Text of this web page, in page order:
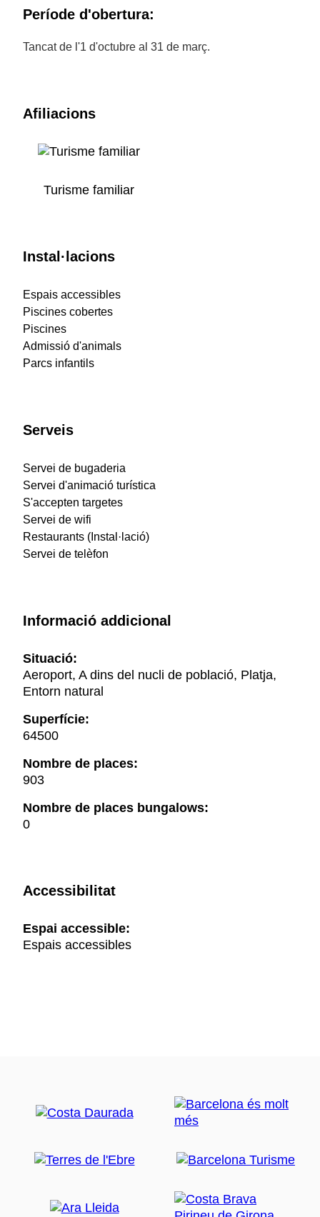
Període d'obertura:
Tancat de l'1 d'octubre al 31 de març.
Afiliacions
Turisme familiar
Instal·lacions
Espais accessibles
Piscines cobertes
Piscines
Admissió d'animals
Parcs infantils
Serveis
Servei de bugaderia
Servei d'animació turística
S'accepten targetes
Servei de wifi
Restaurants (Instal·lació)
Servei de telèfon
Informació addicional
Situació:
Aeroport, A dins del nucli de població, Platja,
Entorn natural
Superfície:
64500
Nombre de places:
903
Nombre de places bungalows:
0
Accessibilitat
Espai accessible:
Espais accessibles